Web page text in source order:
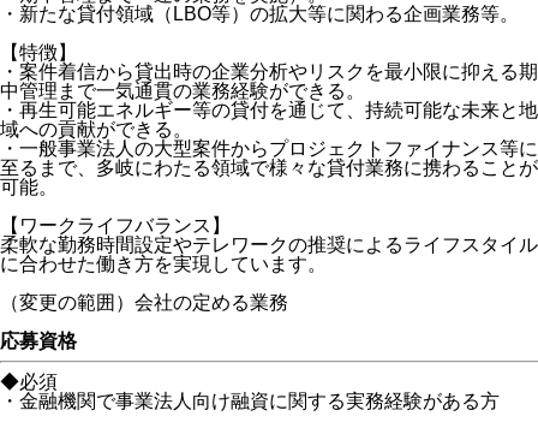
・新たな貸付領域（LBO等）の拡大等に関わる企画業務等。
【特徴】
・案件着信から貸出時の企業分析やリスクを最小限に抑える期
中管理まで一気通貫の業務経験ができる。
・再生可能エネルギー等の貸付を通じて、持続可能な未来と地
域への貢献ができる。
・一般事業法人の大型案件からプロジェクトファイナンス等に
至るまで、多岐にわたる領域で様々な貸付業務に携わることが
可能。
【ワークライフバランス】
柔軟な勤務時間設定やテレワークの推奨によるライフスタイル
に合わせた働き方を実現しています。
（変更の範囲）会社の定める業務
応募資格
◆必須
・金融機関で事業法人向け融資に関する実務経験がある方